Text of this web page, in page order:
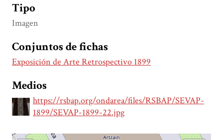
Tipo
Imagen
Conjuntos de fichas
Exposición de Arte Retrospectivo 1899
Medios
https://rsbap.org/ondarea/files/RSBAP/SEVAP-
1899/SEVAP-1899-22.jpg